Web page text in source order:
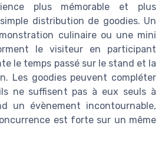
plus mémorable et plus
distribution de goodies. Un
culinaire ou une mini
le visiteur en participant
le temps passé sur le stand et la
Les goodies peuvent compléter
ne suffisent pas à eux seuls à
un évènement incontournable,
est forte sur un même